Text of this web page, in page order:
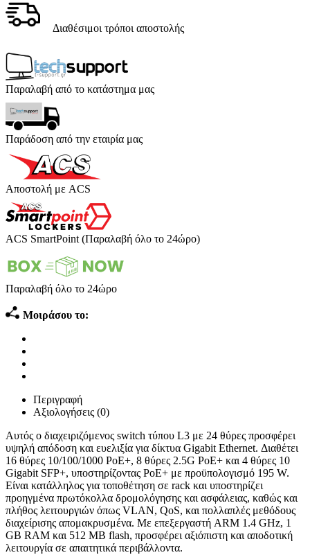
Διαθέσιμοι τρόποι αποστολής
Παραλαβή από το κατάστημα μας
Παράδοση από την εταιρία μας
Αποστολή με ACS
ACS SmartPoint (Παραλαβή όλο το 24ώρο)
Παραλαβή όλο το 24ώρο
Μοιράσου το:
Περιγραφή
Αξιολογήσεις (0)
Αυτός ο διαχειριζόμενος switch τύπου L3 με 24 θύρες προσφέρει
υψηλή απόδοση και ευελιξία για δίκτυα Gigabit Ethernet. Διαθέτει
16 θύρες 10/100/1000 PoE+, 8 θύρες 2.5G PoE+ και 4 θύρες 10
Gigabit SFP+, υποστηρίζοντας PoE+ με προϋπολογισμό 195 W.
Είναι κατάλληλος για τοποθέτηση σε rack και υποστηρίζει
προηγμένα πρωτόκολλα δρομολόγησης και ασφάλειας, καθώς και
πλήθος λειτουργιών όπως VLAN, QoS, και πολλαπλές μεθόδους
διαχείρισης απομακρυσμένα. Με επεξεργαστή ARM 1.4 GHz, 1
GB RAM και 512 MB flash, προσφέρει αξιόπιστη και αποδοτική
λειτουργία σε απαιτητικά περιβάλλοντα.